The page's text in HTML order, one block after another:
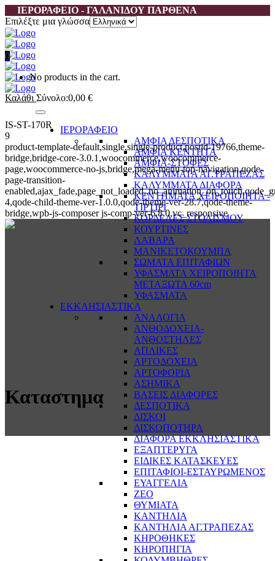
ΙΕΡΟΡΑΦΕΙΟ - ΓΑΛΑΝΙΔΟΥ ΠΑΡΘΕΝΑ
Επιλέξτε μια γλώσσα
0
No products in the cart.
Καλάθι Σύνολο:0,00 €
ΙΕΡΟΡΑΦΕΙΟ
ΑΜΦΙΑ ΔΕΣΠΟΤΙΚΑ
ΑΜΦΙΑ ΚΕΝΤΗΤΑ
ΑΜΦΙΑ-ΣΤΟΦΕΣ
ΚΑΛΥΜΜΑΤΑ ΑΓ.ΤΡΑΠΕΖΑΣ
ΚΑΛΥΜΜΑΤΑ ΔΙΑΦΟΡΑ
ΚΕΝΤΗΜΑΤΑ ΧΕΙΡΟΠΟΙΗΤΑ -
ΤΙΡΤΙΡΙ
ΚΟΡΔΕΛΕΣ ΣΤΟΛΙΣΜΟΥ
ΚΟΥΡΤΙΝΕΣ
ΛΑΒΑΡΑ
ΜΑΝΙΚΕΤΟΚΟΥΜΠΑ
ΣΩΜΑΤΑ ΕΠΙΤΑΦΙΩΝ
ΥΦΑΣΜΑΤΑ ΧΕΙΡΟΠΟΙΗΤΑ
ΜΕΤΑΞΩΤΑ 60cm
ΥΦΑΣΜΑΤΑ
ΕΚΚΛΗΣΙΑΣΤΙΚΑ
ΑΝΑΛΟΓΙΑ
ΑΝΘΟΔΟΧΕΙΑ-
ΑΝΘΟΣΤΗΛΕΣ
ΑΠΛΙΚΕΣ
ΑΡΤΟΔΟΧΕΙΑ
ΑΡΤΟΦΟΡΙΑ
ΑΣΗΜΙΚΑ
ΒΑΣΕΙΣ ΔΙΑΦΟΡΕΣ
ΔΕΣΠΟΤΙΚΑ
ΔΙΣΚΟΙ
ΔΙΣΚΟΠΟΤΗΡΑ
ΔΙΑΦΟΡΑ ΕΚΚΛΗΣΙΑΣΤΙΚΑ
ΕΞΑΠΤΕΡΥΓΑ
ΕΙΔΙΚΕΣ ΚΑΤΑΣΚΕΥΕΣ
ΕΠΙΤΑΦΙΟΙ-ΕΣΤΑΥΡΩΜΕΝΟΣ
ΕΥΑΓΓΕΛΙΑ
ΖΕΟ
ΘΥΜΙΑΤΑ
ΚΑΝΤΗΛΙΑ
ΚΑΝΤΗΛΙΑ ΑΓ.ΤΡΑΠΕΖΑΣ
ΚΗΡΟΘΗΚΕΣ
ΚΗΡΟΠΗΓΙΑ
IS-ST-170R
9
product-template-default,single,single-product,postid-19766,theme-
bridge,bridge-core-3.0.1,woocommerce,woocommerce-
page,woocommerce-no-js,bridge,mega-menu-top-navigation,qode-
page-transition-
4,qode-child-theme-ver-1.0.0,qode-theme-ver-28.7,qode-theme-
bridge,wpb-js-composer js-comp-ver-6.8.0,vc_responsive
Καταστημα